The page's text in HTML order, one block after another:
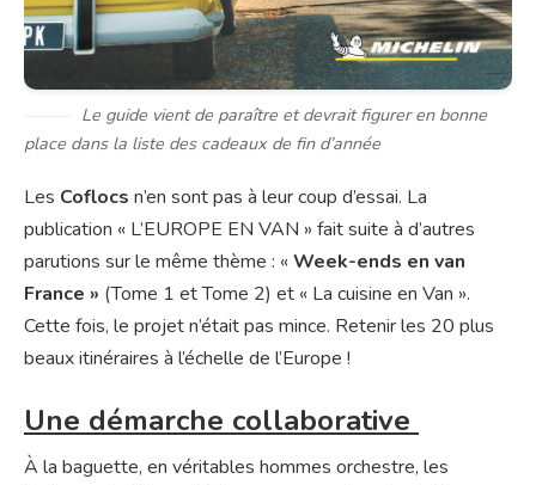
Le guide vient de paraître et devrait figurer en bonne
place dans la liste des cadeaux de fin d’année
Les Coflocs n’en sont pas à leur coup d’essai. La
publication « L’EUROPE EN VAN » fait suite à d’autres
parutions sur le même thème : « Week-ends en van
France » (Tome 1 et Tome 2) et « La cuisine en Van ».
Cette fois, le projet n’était pas mince. Retenir les 20 plus
beaux itinéraires à l’échelle de l’Europe !
Une démarche collaborative
À la baguette, en véritables hommes orchestre, les